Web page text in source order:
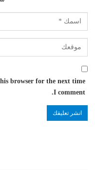
browser for the next time
I comment.